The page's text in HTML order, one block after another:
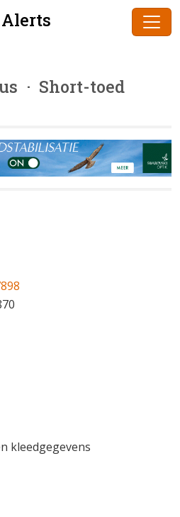
· Short-toed
kleedgegevens